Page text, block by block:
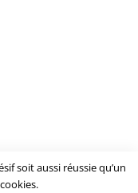
soit aussi réussie qu’un